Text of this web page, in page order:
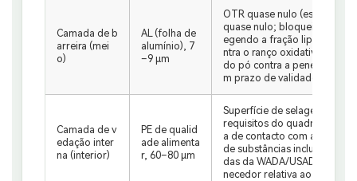
Camada de b
arreira (mei
o)
AL (folha de
alumínio), 7
–9 μm
OTR quase nulo (estimado
quase nulo; bloqueio total
egendo a fração lipídica da
ntra o ranço oxidativo e os
do pó contra a penetração
m prazo de validade de 12 a
Camada de v
edação inter
na (interior)
PE de qualid
ade alimenta
r, 60–80 μm
Superfície de selagem a
requisitos do quadro de
a de contacto com
de substâncias incluídas
das da WADA/USADA,
necedor relativa ao contacto